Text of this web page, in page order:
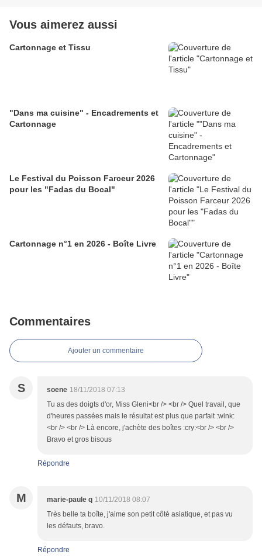
Vous aimerez aussi
Cartonnage et Tissu
"Dans ma cuisine" - Encadrements et
Cartonnage
Le Festival du Poisson Farceur 2026
pour les "Fadas du Bocal"
Cartonnage n°1 en 2026 - Boîte Livre
Commentaires
Ajouter un commentaire
S soene 18/11/2018 07:13
Tu as des doigts d'or, Miss Gleni<br /> <br /> Quel travail, que
d'heures passées mais le résultat est plus que parfait :wink:
<br /> <br /> Là encore, j'achète des boîtes :cry:<br /> <br />
Bravo et gros bisous
Répondre
M marie-paule q 10/11/2018 08:07
Très belle ta boîte, j'aime son petit côté asiatique, et pas vu
les défauts, bravo.
Répondre